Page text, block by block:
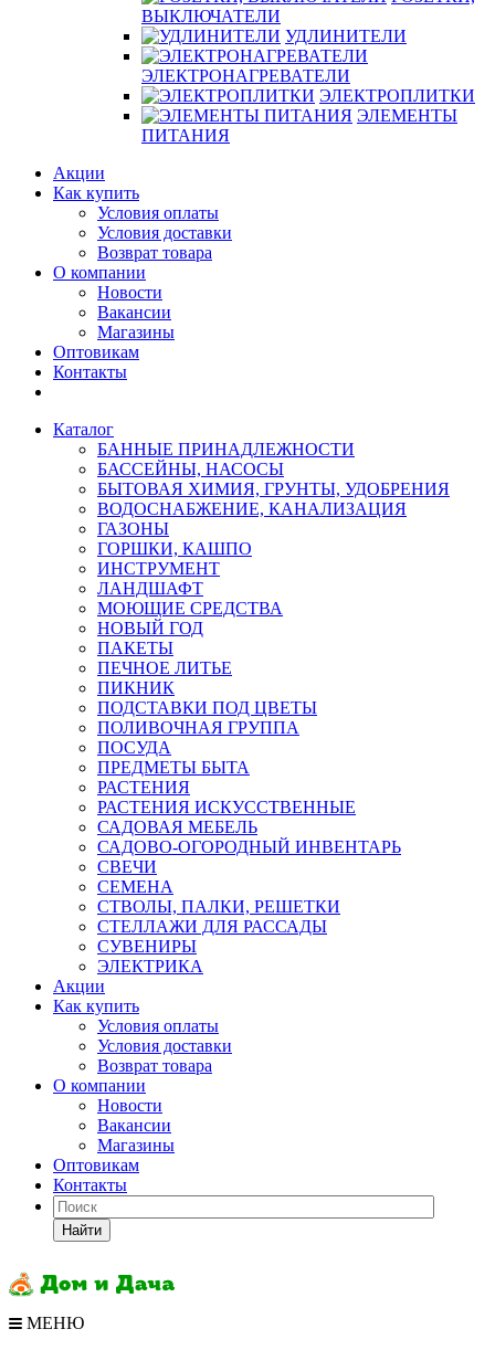
ВЫКЛЮЧАТЕЛИ
УДЛИНИТЕЛИ
ЭЛЕКТРОНАГРЕВАТЕЛИ
ЭЛЕКТРОПЛИТКИ
ЭЛЕМЕНТЫ
ПИТАНИЯ
Акции
Как купить
Условия оплаты
Условия доставки
Возврат товара
О компании
Новости
Вакансии
Магазины
Оптовикам
Контакты
Каталог
БАННЫЕ ПРИНАДЛЕЖНОСТИ
БАССЕЙНЫ, НАСОСЫ
БЫТОВАЯ ХИМИЯ, ГРУНТЫ, УДОБРЕНИЯ
ВОДОСНАБЖЕНИЕ, КАНАЛИЗАЦИЯ
ГАЗОНЫ
ГОРШКИ, КАШПО
ИНСТРУМЕНТ
ЛАНДШАФТ
МОЮЩИЕ СРЕДСТВА
НОВЫЙ ГОД
ПАКЕТЫ
ПЕЧНОЕ ЛИТЬЕ
ПИКНИК
ПОДСТАВКИ ПОД ЦВЕТЫ
ПОЛИВОЧНАЯ ГРУППА
ПОСУДА
ПРЕДМЕТЫ БЫТА
РАСТЕНИЯ
РАСТЕНИЯ ИСКУССТВЕННЫЕ
САДОВАЯ МЕБЕЛЬ
САДОВО-ОГОРОДНЫЙ ИНВЕНТАРЬ
СВЕЧИ
СЕМЕНА
СТВОЛЫ, ПАЛКИ, РЕШЕТКИ
СТЕЛЛАЖИ ДЛЯ РАССАДЫ
СУВЕНИРЫ
ЭЛЕКТРИКА
Акции
Как купить
Условия оплаты
Условия доставки
Возврат товара
О компании
Новости
Вакансии
Магазины
Оптовикам
Контакты
Найти
МЕНЮ